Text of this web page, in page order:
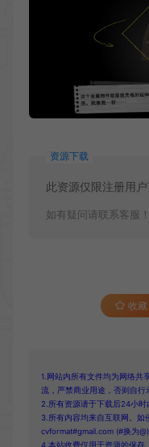
资源下载
此资源仅限注册用
如有疑问请联系客服！
收藏
1.网站内所有文件均为网络共
流，严禁商业用途，否则自行
2.所有资源请于下载后24小时
3.所有内容均来自互联网。如
cvformat#gmail.com (#换为@)
4.本站收费仅用于资源的保存